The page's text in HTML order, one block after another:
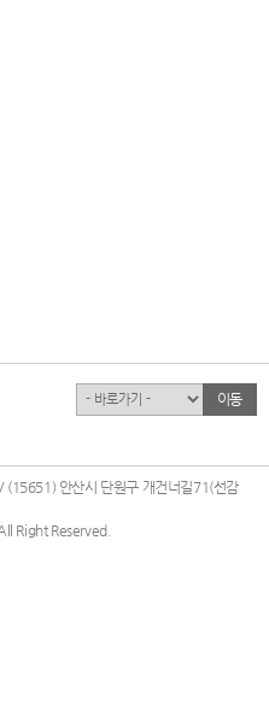
안산시 단원구 개건너길71(선감
Right Reserved.
유관기관 이동